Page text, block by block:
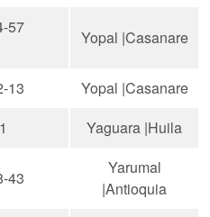
57
Yopal |Casanare
13
Yopal |Casanare
Yaguara |Huila
43
Yarumal
|Antioquia